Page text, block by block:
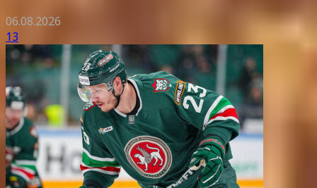
06.08.2026
13